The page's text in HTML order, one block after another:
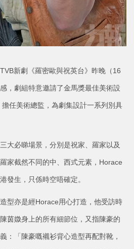
新劇《羅密歐與祝英台》昨晚（16
，劇組特意邀請了金馬獎最佳美術設
任美術總監，為劇集設計一系列別具
大必睇場景，分別是祝家、羅家以及
家截然不同的中、西式元素，Horace
發生，只係時空唔確定。
型亦是經Horace用心打造，他受訪時
茵媺身上的所有細節位，又指陳豪的
：「陳豪嘅襯衫背心造型再配對靴，